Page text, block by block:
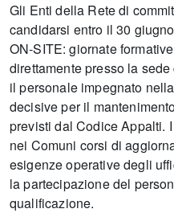
Gli Enti della Rete di
candidarsi entro il 30
ON-SITE: giornate
direttamente presso la
il personale impegnato
decisive per il
previsti dal Codice Appalti.
nei Comuni corsi di
esigenze operative degli
la partecipazione del
qualificazione.